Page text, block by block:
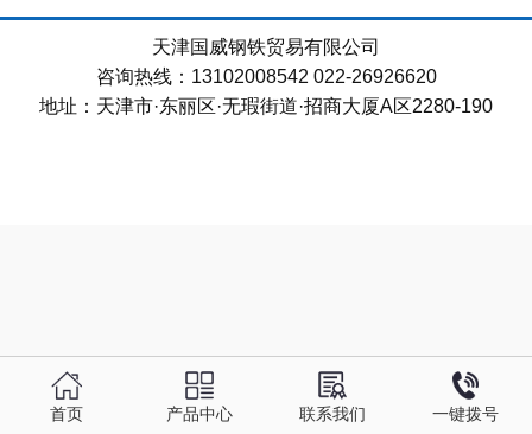
天津国威钢铁贸易有限公司
咨询热线：13102008542 022-26926620
地址：天津市·东丽区·无瑕街道·招商大厦A区2280-190
首页 产品中心 联系我们 一键拨号